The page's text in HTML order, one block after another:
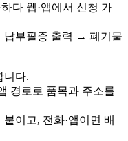
다 웹·앱에서 신청 가
부필증 출력 → 폐기물
니다.
경로로 품목과 주소를
이고, 전화·앱이면 배